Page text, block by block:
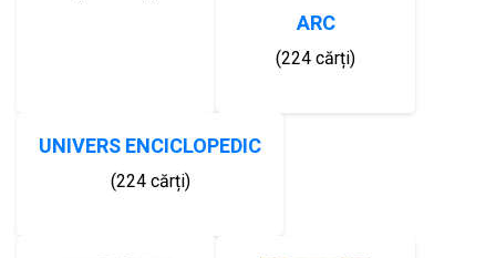
ARC
(224 cărți)
UNIVERS ENCICLOPEDIC
(224 cărți)